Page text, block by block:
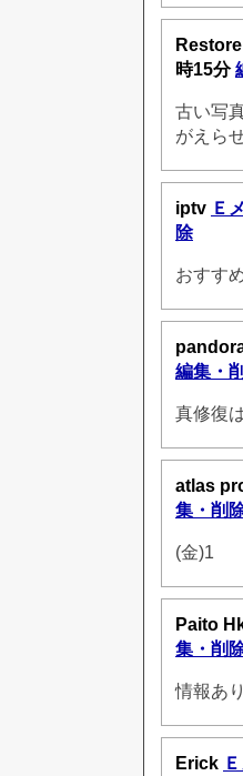
時15分
古い写
がえら
iptv Ｅ
除
おすす
編集・
真修復
atlas
集・削
(金)1
Paito
集・削
情報あ
Erick